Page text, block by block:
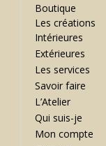
Boutique
Les créations
Intérieures
Extérieures
Les services
Savoir faire
L’Atelier
Qui suis-je
Mon compte